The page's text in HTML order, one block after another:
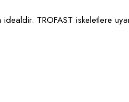
TROFAST iskeletlere